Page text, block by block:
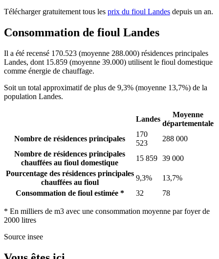
Télécharger gratuitement tous les prix du fioul Landes depuis un an.
Consommation de fioul Landes
Il a été recensé 170.523 (moyenne 288.000) résidences principales
Landes, dont 15.859 (moyenne 39.000) utilisent le fioul domestique
comme énergie de chauffage.
Soit un total approximatif de plus de 9,3% (moyenne 13,7%) de la
population Landes.
Landes
Moyenne
départementale
Nombre de résidences principales
170
523
288 000
Nombre de résidences principales
chauffées au fioul domestique
15 859 39 000
Pourcentage des résidences principales
chauffées au fioul
9,3%
13,7%
Consommation de fioul estimée *
32 78
* En milliers de m3 avec une consommation moyenne par foyer de
2000 litres
Source insee